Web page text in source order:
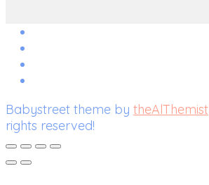
Babystreet theme by theAlThemist
rights reserved!